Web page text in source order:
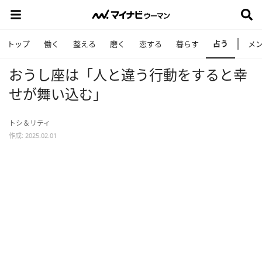
トップ 働く 整える 磨く 恋する 暮らす 占う メ
おうし座は「人と違う行動をすると幸
せが舞い込む」
トシ＆リティ
作成: 2025.02.01